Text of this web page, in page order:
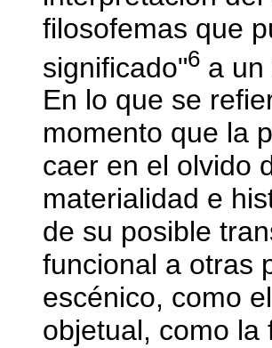
filosofemas que
significado"6 a un
En lo que se
momento que la
caer en el olvido
materialidad e
de su posible
funcional a otras
escénico, como
objetual, como